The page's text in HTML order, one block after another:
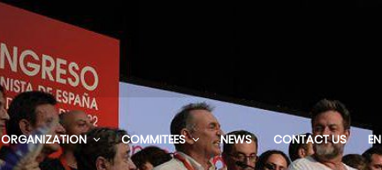
ORGANIZATION COMMITEES NEWS CONTACT US EN